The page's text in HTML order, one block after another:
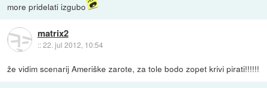
more pridelati izgubo
matrix2
::22. jul 2012, 10:54
že vidim scenarij Ameriške zarote, za tole bodo zopet krivi pirati!!!!!!